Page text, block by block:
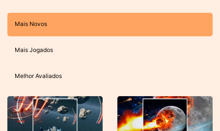
Mais Novos
Mais Jogados
Melhor Avaliados